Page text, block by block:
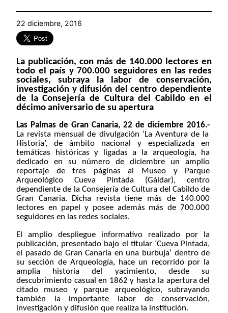
22 diciembre, 2016
La publicación, con más de 140.000 lectores en
todo el país y 700.000 seguidores en las redes
sociales, subraya la labor de conservación,
investigación y difusión del centro dependiente
de la Consejería de Cultura del Cabildo en el
décimo aniversario de su apertura
Las Palmas de Gran Canaria, 22 de diciembre 2016.-
La revista mensual de divulgación ‘La Aventura de la
Historia’, de ámbito nacional y especializada en
temáticas históricas y ligadas a la arqueología, ha
dedicado en su número de diciembre un amplio
reportaje de tres páginas al Museo y Parque
Arqueológico Cueva Pintada (Gáldar), centro
dependiente de la Consejería de Cultura del Cabildo de
Gran Canaria. Dicha revista tiene más de 140.000
lectores en papel y posee además más de 700.000
seguidores en las redes sociales.
El amplio despliegue informativo realizado por la
publicación, presentado bajo el titular ‘Cueva Pintada,
el pasado de Gran Canaria en una burbuja’ dentro de
su sección de Arqueología, hace un recorrido por la
amplia historia del yacimiento, desde su
descubrimiento casual en 1862 y hasta la apertura del
citado museo y parque arqueológico, subrayando
también la importante labor de conservación,
investigación y difusión que realiza la institución.